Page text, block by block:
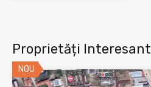
Proprietăți
NOU